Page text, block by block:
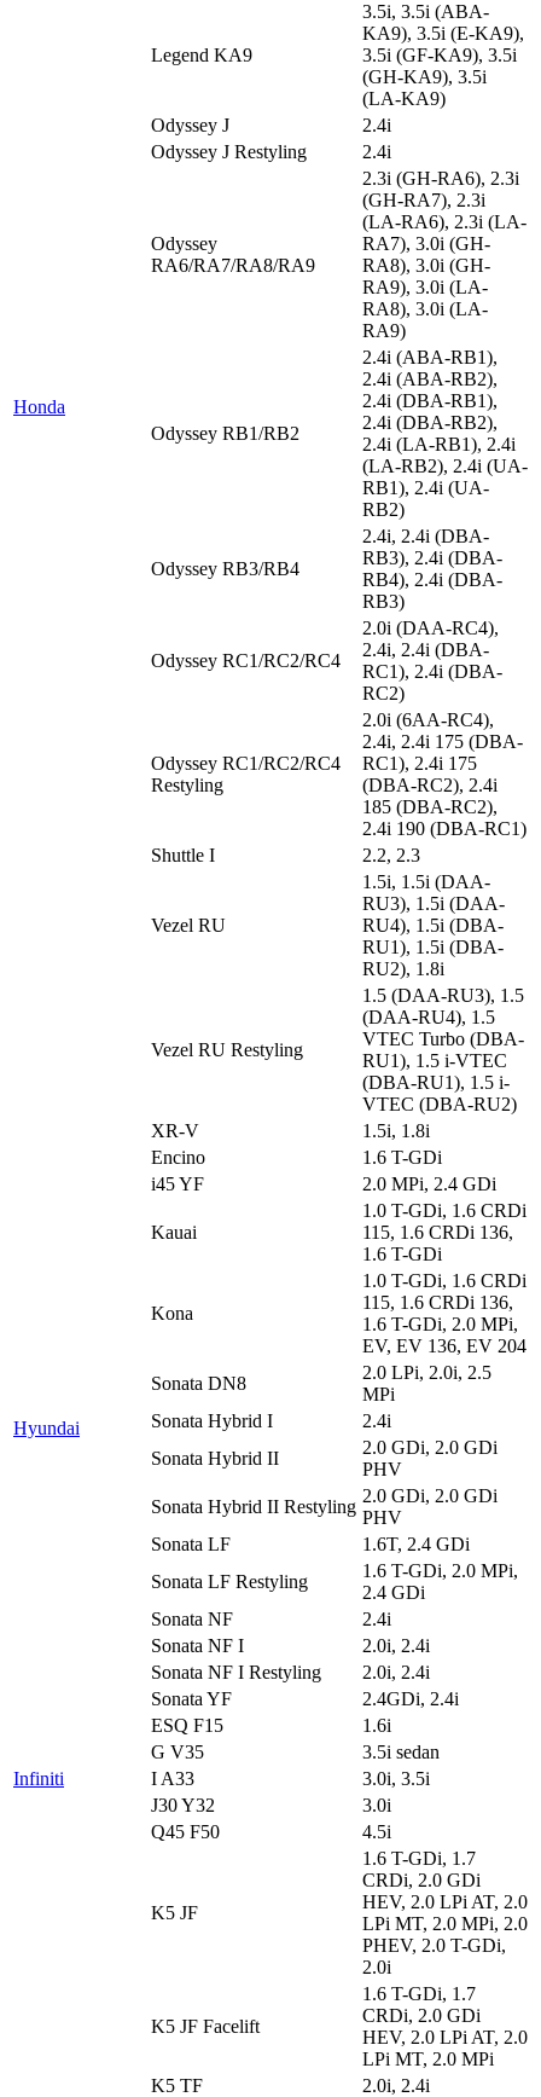
Honda
Legend KA9
3.5i, 3.5i (ABA-
KA9), 3.5i (E-KA9),
3.5i (GF-KA9), 3.5i
(GH-KA9), 3.5i
(LA-KA9)
Odyssey J
2.4i
Odyssey J Restyling
2.4i
Odyssey
RA6/RA7/RA8/RA9
2.3i (GH-RA6), 2.3i
(GH-RA7), 2.3i
(LA-RA6), 2.3i (LA-
RA7), 3.0i (GH-
RA8), 3.0i (GH-
RA9), 3.0i (LA-
RA8), 3.0i (LA-
RA9)
Odyssey RB1/RB2
2.4i (ABA-RB1),
2.4i (ABA-RB2),
2.4i (DBA-RB1),
2.4i (DBA-RB2),
2.4i (LA-RB1), 2.4i
(LA-RB2), 2.4i (UA-
RB1), 2.4i (UA-
RB2)
Odyssey RB3/RB4
2.4i, 2.4i (DBA-
RB3), 2.4i (DBA-
RB4), 2.4i (DBA-
RB3)
Odyssey RC1/RC2/RC4
2.0i (DAA-RC4),
2.4i, 2.4i (DBA-
RC1), 2.4i (DBA-
RC2)
Odyssey RC1/RC2/RC4
Restyling
2.0i (6AA-RC4),
2.4i, 2.4i 175 (DBA-
RC1), 2.4i 175
(DBA-RC2), 2.4i
185 (DBA-RC2),
2.4i 190 (DBA-RC1)
Shuttle I
2.2, 2.3
Vezel RU
1.5i, 1.5i (DAA-
RU3), 1.5i (DAA-
RU4), 1.5i (DBA-
RU1), 1.5i (DBA-
RU2), 1.8i
Vezel RU Restyling
1.5 (DAA-RU3), 1.5
(DAA-RU4), 1.5
VTEC Turbo (DBA-
RU1), 1.5 i-VTEC
(DBA-RU1), 1.5 i-
VTEC (DBA-RU2)
XR-V
1.5i, 1.8i
Hyundai
Encino
1.6 T-GDi
i45 YF
2.0 MPi, 2.4 GDi
Kauai
1.0 T-GDi, 1.6 CRDi
115, 1.6 CRDi 136,
1.6 T-GDi
Kona
1.0 T-GDi, 1.6 CRDi
115, 1.6 CRDi 136,
1.6 T-GDi, 2.0 MPi,
EV, EV 136, EV 204
Sonata DN8
2.0 LPi, 2.0i, 2.5
MPi
Sonata Hybrid I
2.4i
Sonata Hybrid II
2.0 GDi, 2.0 GDi
PHV
Sonata Hybrid II Restyling
2.0 GDi, 2.0 GDi
PHV
Sonata LF
1.6T, 2.4 GDi
Sonata LF Restyling
1.6 T-GDi, 2.0 MPi,
2.4 GDi
Sonata NF
2.4i
Sonata NF I
2.0i, 2.4i
Sonata NF I Restyling
2.0i, 2.4i
Sonata YF
2.4GDi, 2.4i
Infiniti
ESQ F15
1.6i
G V35
3.5i sedan
I A33
3.0i, 3.5i
J30 Y32
3.0i
Q45 F50
4.5i
K5 JF
1.6 T-GDi, 1.7
CRDi, 2.0 GDi
HEV, 2.0 LPi AT, 2.0
LPi MT, 2.0 MPi, 2.0
PHEV, 2.0 T-GDi,
2.0i
K5 JF Facelift
1.6 T-GDi, 1.7
CRDi, 2.0 GDi
HEV, 2.0 LPi AT, 2.0
LPi MT, 2.0 MPi
K5 TF
2.0i, 2.4i